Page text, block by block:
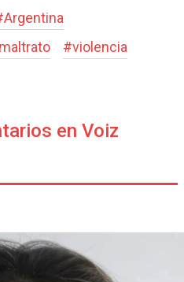
Argentina
maltrato #violencia
en Voiz